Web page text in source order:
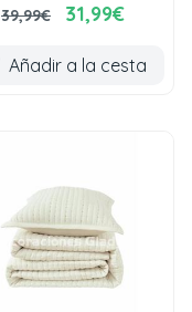
39,99€
31,99€
Añadir a la cesta